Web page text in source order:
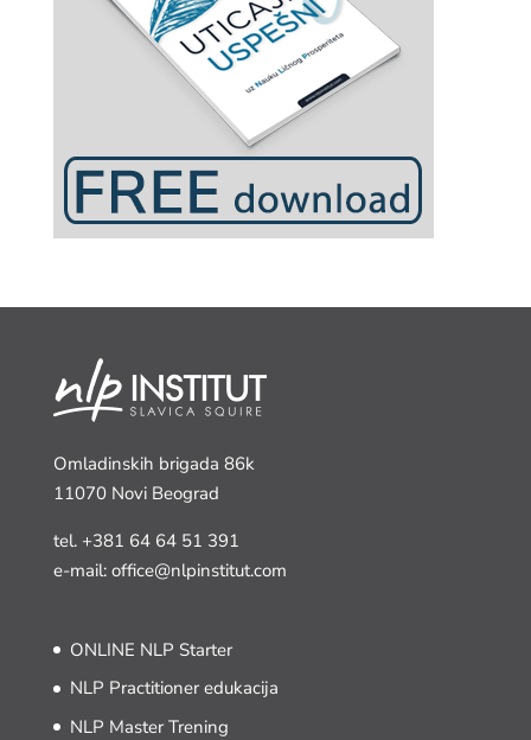
Omladinskih brigada 86k
11070 Novi Beograd
tel. +381 64 64 51 391
e-mail: office@nlpinstitut.com
ONLINE NLP Starter
NLP Practitioner edukacija
NLP Master Trening